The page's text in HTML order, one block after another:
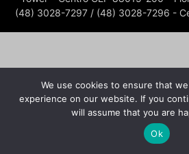
(48) 3028-7297 / (48) 3028-7296 -
We use cookies to ensure that
experience on our website. If you
will assume that you are
Ok